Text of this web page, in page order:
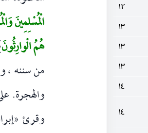
١٢
١٣
١٣
١٣
١٤
١٤
الْمُسْلِمِينَ
هُمُ الْوارِثُونَ
من سننه ،
والهجرة.
وقرئ